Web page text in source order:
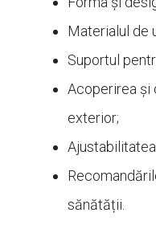
Materialul de
Suportul
Acoperirea și
exterior;
sănătății.